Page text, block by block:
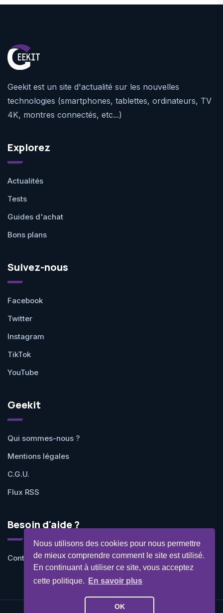
Nous utilisons des cookies pour nous permettre
de mieux comprendre comment le site est utilisé.
En continuant à utiliser ce site, vous acceptez
cette politique.
En savoir plus
OK
Geekit est un site d'actualité sur les nouvelles
technologies (smartphones, tablettes, ordinateurs, TV
4K, montres connectés, etc...)
Explorez
Actualités
Tests
Guides d'achat
Bons plans
Suivez-nous
Facebook
Twitter
Instagram
TikTok
YouTube
Geekit
Qui sommes-nous ?
Mentions légales
C.G.U.
Flux RSS
Besoin d'aide ?
Contactez-nous